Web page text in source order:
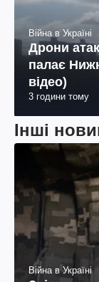
Війна в Україні
Дрони
палає
відео)
3 години тому
Інші
Війна в Україні